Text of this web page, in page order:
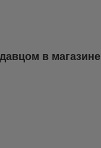
в магазине